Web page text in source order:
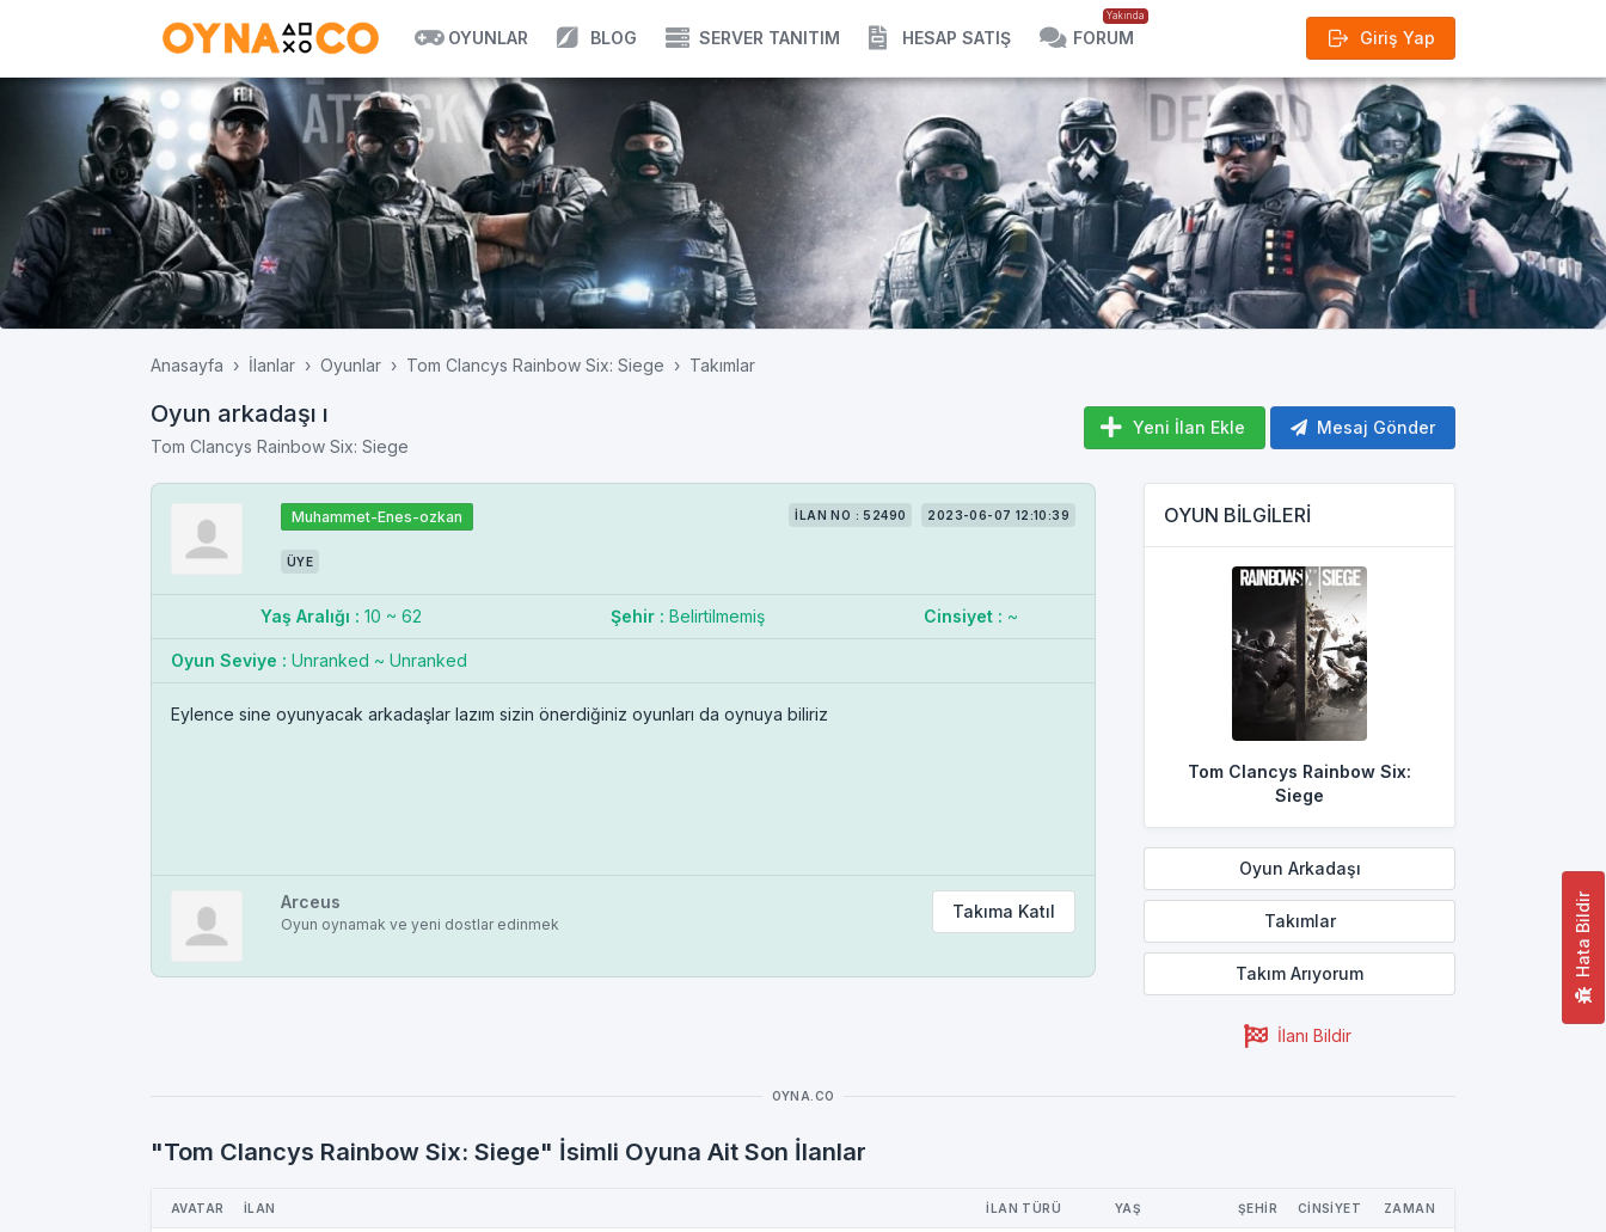
Hata Bildir
Giriş Yap
OYUNLAR BLOG SERVER TANITIM HESAP SATIŞ FORUM
Yakında
Anasayfa İlanlar Oyunlar Tom Clancys Rainbow Six: Siege Takımlar
Oyun arkadaşı ı
Tom Clancys Rainbow Six: Siege
Yeni İlan Ekle Mesaj Gönder
Muhammet-Enes-ozkan
ÜYE
İLAN NO : 52490 2023-06-07 12:10:39
Yaş Aralığı : 10 ~ 62 Şehir : Belirtilmemiş Cinsiyet : ~
Oyun Seviye : Unranked ~ Unranked
Eylence sine oyunyacak arkadaşlar lazım sizin önerdiğiniz oyunları da oynuya biliriz
Arceus
Oyun oynamak ve yeni dostlar edinmek
Takıma Katıl
OYUN BİLGİLERİ
Tom Clancys Rainbow Six:
Siege
Oyun Arkadaşı
Takımlar
Takım Arıyorum
İlanı Bildir
OYNA.CO
"Tom Clancys Rainbow Six: Siege" İsimli Oyuna Ait Son İlanlar
AVATAR İLAN İLAN TÜRÜ YAŞ ŞEHİR CİNSİYET ZAMAN